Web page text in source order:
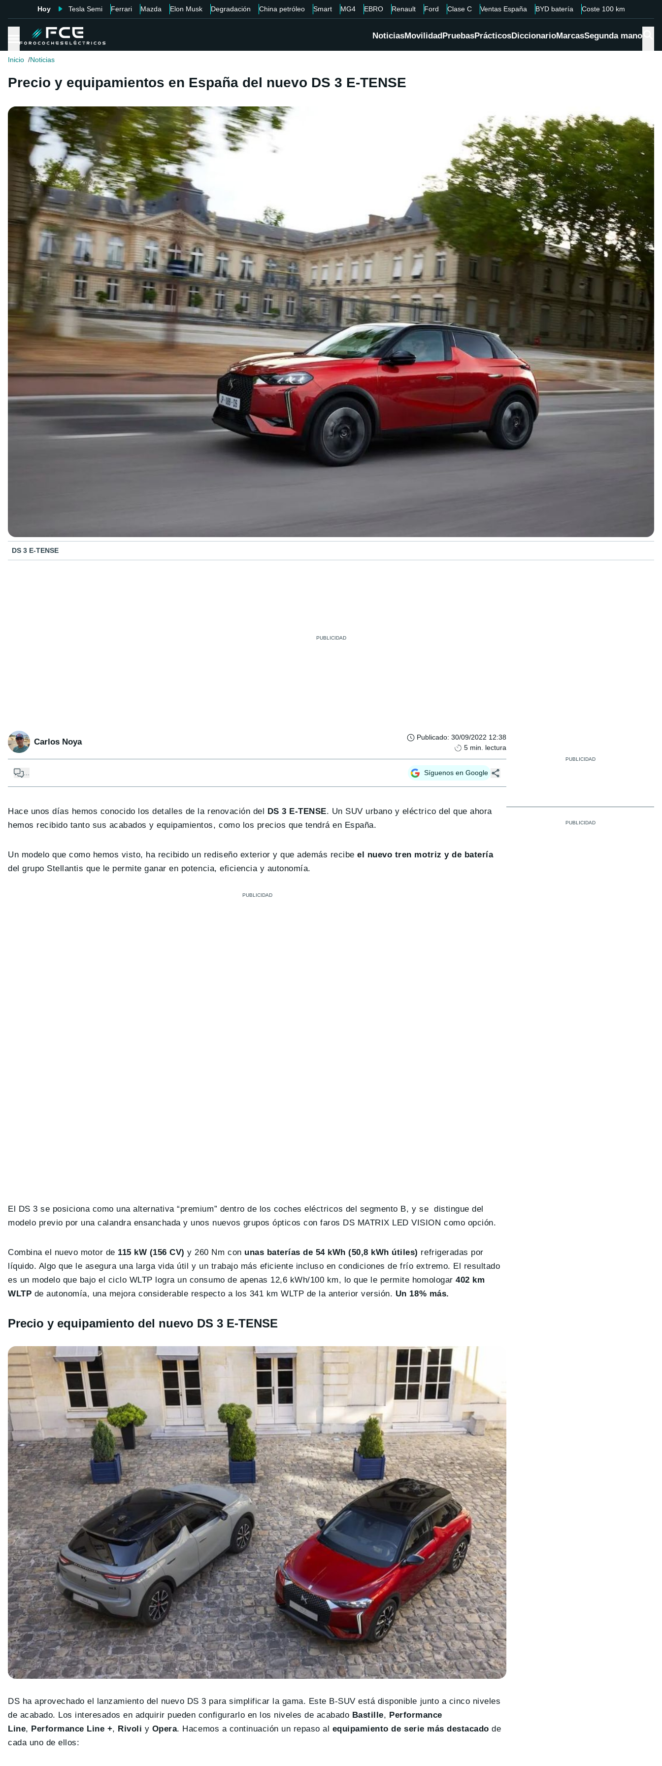
Hoy Tesla Semi Ferrari Mazda Elon Musk Degradación China petróleo Smart MG4 EBRO Renault Ford Clase C Ventas España BYD batería Coste 100 km
NoticiasMovilidadPruebasPrácticosDiccionarioMarcasSegunda mano
Inicio Noticias
Precio y equipamientos en España del nuevo DS 3 E-TENSE
DS 3 E-TENSE
Carlos Noya Publicado: 30/09/2022 12:38
5 min. lectura
... Síguenos en Google
Hace unos días hemos conocido los detalles de la renovación del DS 3 E-TENSE. Un SUV urbano y eléctrico del que ahora
hemos recibido tanto sus acabados y equipamientos, como los precios que tendrá en España.
Un modelo que como hemos visto, ha recibido un rediseño exterior y que además recibeel nuevo tren motriz y de batería
del grupo Stellantis que le permite ganar en potencia, eficiencia y autonomía.
El DS 3 se posiciona como una alternativa “premium” dentro de los coches eléctricos del segmento B, y se distingue del
modelo previo por una calandra ensanchada y unos nuevos grupos ópticos con faros DS MATRIX LED VISION como opción.
Combina el nuevo motor de 115 kW (156 CV) y 260 Nm con unas baterías de 54 kWh (50,8 kWh útiles) refrigeradas por
líquido. Algo que le asegura una larga vida útil y un trabajo más eficiente incluso en condiciones de frío extremo. El resultado
es un modelo que bajo el ciclo WLTP logra un consumo de apenas 12,6 kWh/100 km, lo que le permite homologar402 km
WLTP de autonomía, una mejora considerable respecto a los 341 km WLTP de la anterior versión. Un 18% más.
Precio y equipamiento del nuevo DS 3 E-TENSE
DS ha aprovechado el lanzamiento del nuevo DS 3 para simplificar la gama. Este B-SUV está disponible junto a cinco niveles
de acabado. Los interesados en adquirir pueden configurarlo en los niveles de acabado Bastille, Performance
Line, Performance Line +, Rivoli y Opera. Hacemos a continuación un repaso al equipamiento de serie más destacado de
cada uno de ellos: